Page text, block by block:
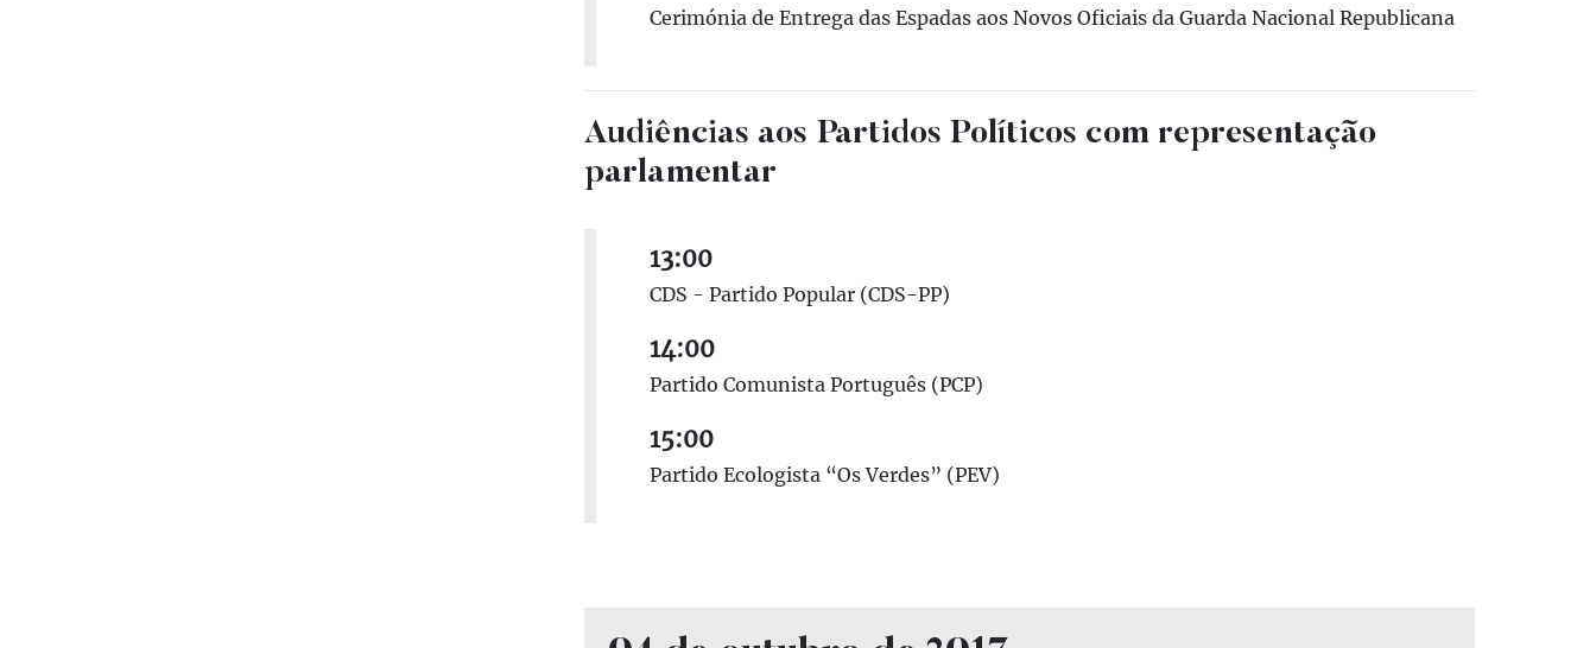
Cerimónia de Entrega das Espadas aos Novos Oficiais da Guarda Nacional Republicana
Audiências aos Partidos Políticos com representação
parlamentar
13:00
CDS - Partido Popular (CDS-PP)
14:00
Partido Comunista Português (PCP)
15:00
Partido Ecologista “Os Verdes” (PEV)